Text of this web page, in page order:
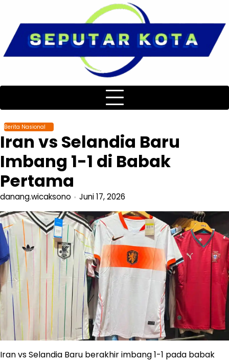
content
Berita Nasional
Iran vs Selandia Baru
Imbang 1-1 di Babak
Pertama
danang.wicaksono Juni 17, 2026
Iran vs Selandia Baru berakhir imbang 1-1 pada babak